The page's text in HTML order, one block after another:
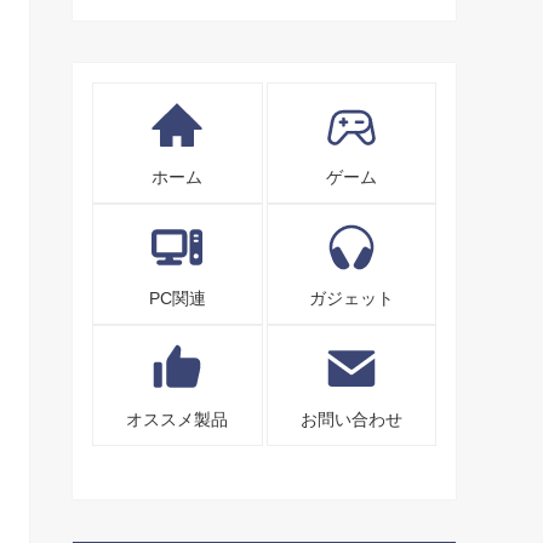
ホーム ゲーム
PC関連 ガジェット
オススメ製品 お問い合わせ